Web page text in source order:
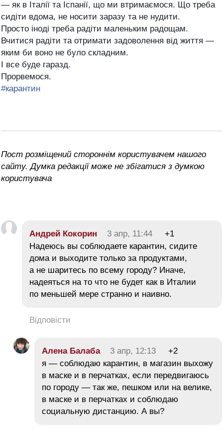
— як в Італії та Іспанії, що ми втримаємося. Що треба
сидіти вдома, не носити заразу та не нудити.
Просто іноді треба радіти маленьким радощам.
Вчитися радіти та отримати задоволення від життя —
яким би воно не було складним.
І все буде гаразд.
Прорвемося.
#карантин
Пост розміщений стороннім користувачем нашого
сайту. Думка редакції може не збігатися з думкою
користувача
Андрей Кокорин 3 апр, 11:44
+1
Надеюсь вы соблюдаете карантин, сидите
дома и выходите только за продуктами,
а не шаритесь по всему городу? Иначе,
надеяться на то что не будет как в Италии
по меньшей мере странно и наивно.
Відповісти
Алена Балаба 3 апр, 12:13
+2
я — соблюдаю карантин, в магазин выхожу
в маске и в перчатках, если передвигаюсь
по городу — так же, пешком или на велике,
в маске и в перчатках и соблюдаю
социальную дистанцию. А вы?